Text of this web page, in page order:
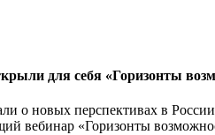
для себя «Горизонты
о новых перспективах в
«Горизонты